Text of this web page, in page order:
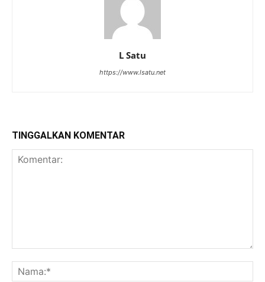
L Satu
https://www.lsatu.net
TINGGALKAN KOMENTAR